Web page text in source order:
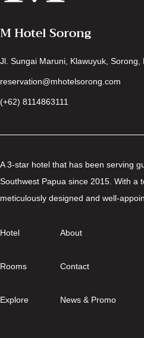
M Hotel Sorong
Jl. Sungai Maruni, Klawuyuk, Sorong,
reservation@mhotelsorong.com
(+62) 8114863111
A 3-star hotel that has been serving
Southwest Papua since 2015. With a
meticulously designed and well-
Hotel
Rooms
Explore
About
Contact
News & Promo